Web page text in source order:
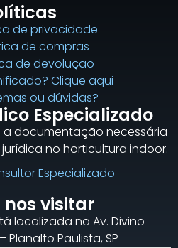
de privacidade
de compras
de devolução
Clique aqui
ou dúvidas?
Especializado
a documentação necessária
no horticultura indoor.
Especializado
nos visitar
localizada na Av. Divino
Planalto Paulista, SP